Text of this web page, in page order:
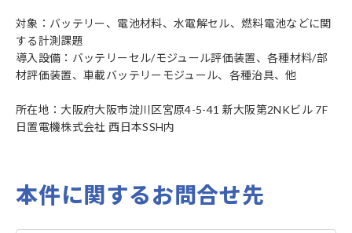
対象：バッテリー、電池材料、水電解セル、燃料電池などに関
する計測課題
導入設備：バッテリーセル/モジュール評価装置、各種材料/部
材評価装置、車載バッテリーモジュール、各種治具、他
所在地：大阪府大阪市淀川区宮原4-5-41 新大阪第2NKビル 7F
日置電機株式会社 西日本SSH内
本件に関するお問合せ先